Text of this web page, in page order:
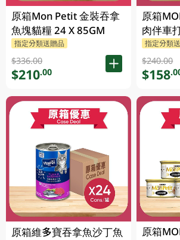
原箱Mon Petit 金裝吞拿
魚塊貓糧 24 X 85GM
指定分類送贈品
$336.00
$210.00
原箱維多寶吞拿魚沙丁魚
原箱
肉伴車
指定分類
$240.00
$158
原箱